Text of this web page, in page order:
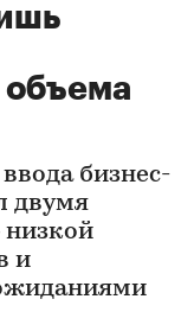
объема
бизнес-
двумя
и